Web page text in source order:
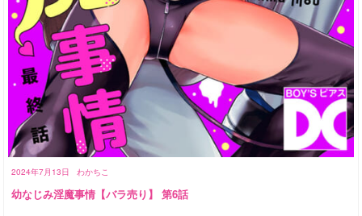
2024年7月13日 わかちこ
幼なじみ淫魔事情【バラ売り】 第6話